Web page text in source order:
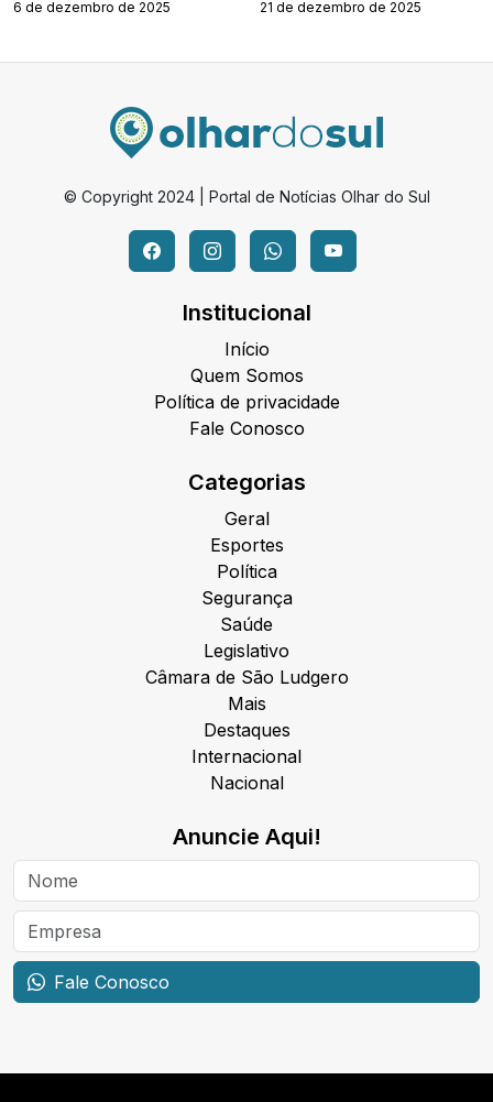
6 de dezembro de 2025 21 de dezembro de 2025
© Copyright 2024 | Portal de Notícias Olhar do Sul
Institucional
Início
Quem Somos
Política de privacidade
Fale Conosco
Categorias
Geral
Esportes
Política
Segurança
Saúde
Legislativo
Câmara de São Ludgero
Mais
Destaques
Internacional
Nacional
Anuncie Aqui!
Fale Conosco